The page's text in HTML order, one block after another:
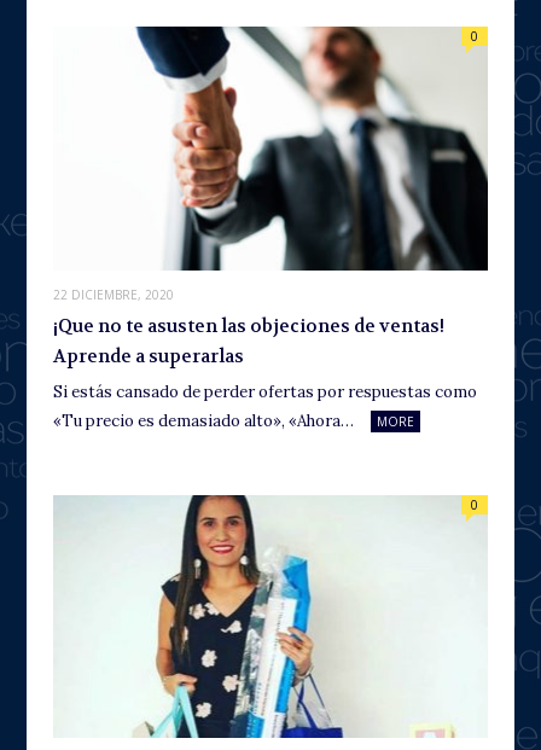
22 DICIEMBRE, 2020
0
¡Que no te asusten las objeciones de ventas!
Aprende a superarlas
Si estás cansado de perder ofertas por respuestas como
«Tu precio es demasiado alto», «Ahora…
MORE
0